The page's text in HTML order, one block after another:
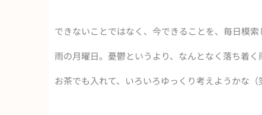
できないことではなく、今できることを、毎日模索
雨の月曜日。憂鬱というより、なんとなく落ち着く
お茶でも入れて、いろいろゆっくり考えようかな（